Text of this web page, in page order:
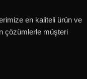
en kaliteli ürün ve
çözümlerle müşteri